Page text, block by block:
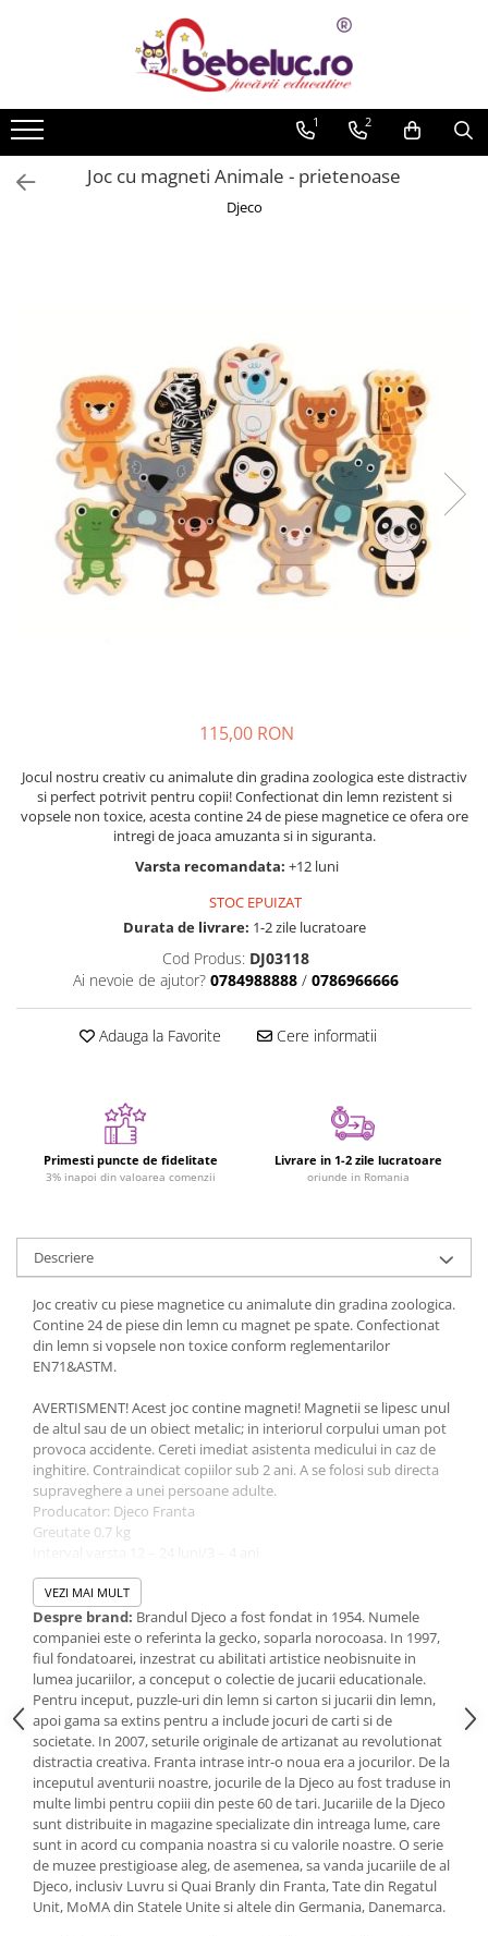
Toate Produsele
Jucarii pe varste
Jucarii educative
Set constructie copii
Jucarii Creativitate
Lucru manual copii
Plastilina
Seturi de desen
Seturi de pictura pentru copii
Tatuaje Copii
Nisip kinetic
Jucarii interactive
Bucatarii pentru copii
Banc de lucru pentru copii
Papusi de mana
Animale de jucarie
Jucarii cu Dinozauri
Figurine cu animale domestice
Jucarii Montessori
Nevoi speciale si sindrom Down
Seturi Numberblocks
Jucarii fructe si legume
Puzzle-uri
Puzzle incastru
Puzzle de podea
IQ puzzle
Jucarii bebelusi
Jucarii de baie
Jucarii dentitie
Jucarii senzoriale
Jucarii motrice pentru bebelusi
Saltele de activitati pentru bebe
Jucarii de sortat
Jucarii muzicale bebelusi
Puzzle bebelusi
Jocuri educative
Jocuri STEM
Jocuri Magnetice
Jocuri de societate
Jocuri de logica
1 2
Joc cu magneti Animale - prietenoase
Djeco
115,00 RON
Jocul nostru creativ cu animalute din gradina zoologica este distractiv
si perfect potrivit pentru copii! Confectionat din lemn rezistent si
vopsele non toxice, acesta contine 24 de piese magnetice ce ofera ore
intregi de joaca amuzanta si in siguranta.
Varsta recomandata: +12 luni
STOC EPUIZAT
Durata de livrare: 1-2 zile lucratoare
Cod Produs: DJ03118
Ai nevoie de ajutor? 0784988888 / 0786966666
Adauga la Favorite Cere informatii
Primesti puncte de fidelitate
3% inapoi din valoarea comenzii
Livrare in 1-2 zile lucratoare
oriunde in Romania
Descriere
Joc creativ cu piese magnetice cu animalute din gradina zoologica.
Contine 24 de piese din lemn cu magnet pe spate. Confectionat
din lemn si vopsele non toxice conform reglementarilor
EN71&ASTM.
AVERTISMENT! Acest joc contine magneti! Magnetii se lipesc unul
de altul sau de un obiect metalic; in interiorul corpului uman pot
provoca accidente. Cereti imediat asistenta medicului in caz de
inghitire. Contraindicat copiilor sub 2 ani. A se folosi sub directa
supraveghere a unei persoane adulte.
Producator: Djeco Franta
Greutate 0.7 kg
Latime 18.5 cm
Lungime 21.5 cm
Varsta +2 ani - Acest reper este nou si comercializat in ambalajul
original pus la dispozitie de catre producator. Imaginile
disponibile au caracter orientativ si informativ. Nuanta, tonul si
intensitatea culorii din pozele produsului pot varia in functie de
ecranul de pe care se vizualizeaza magazinul online.
VEZI MAI MULT
Despre brand: Brandul Djeco a fost fondat in 1954. Numele
companiei este o referinta la gecko, soparla norocoasa. In 1997,
fiul fondatoarei, inzestrat cu abilitati artistice neobisnuite in
lumea jucariilor, a conceput o colectie de jucarii educationale.
Pentru inceput, puzzle-uri din lemn si carton si jucarii din lemn,
apoi gama sa extins pentru a include jocuri de carti si de
societate. In 2007, seturile originale de artizanat au revolutionat
distractia creativa. Franta intrase intr-o noua era a jocurilor. De la
inceputul aventurii noastre, jocurile de la Djeco au fost traduse in
multe limbi pentru copiii din peste 60 de tari. Jucariile de la Djeco
sunt distribuite in magazine specializate din intreaga lume, care
sunt in acord cu compania noastra si cu valorile noastre. O serie
de muzee prestigioase aleg, de asemenea, sa vanda jucariile de al
Djeco, inclusiv Luvru si Quai Branly din Franta, Tate din Regatul
Unit, MoMA din Statele Unite si altele din Germania, Danemarca.